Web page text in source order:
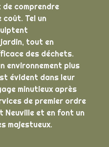
comprendre
Tel un
tout en
des déchets.
environnement plus
évident dans leur
minutieux après
de premier ordre
Neuville et en font un
majestueux.